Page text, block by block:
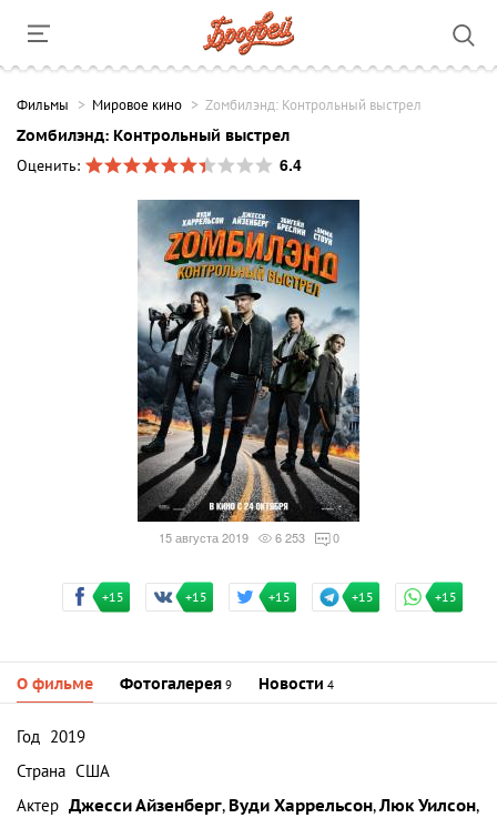
Фильмы Мировое кино Zомбилэнд: Контрольный выстрел
Zомбилэнд: Контрольный выстрел
Оценить:
6.4
15 августа 2019 6 253 0
+15 +15 +15 +15 +15
О фильме Фотогалерея 9 Новости 4
Год 2019
Страна США
Актер Джесси Айзенберг, Вуди Харрельсон,Люк Уилсон,